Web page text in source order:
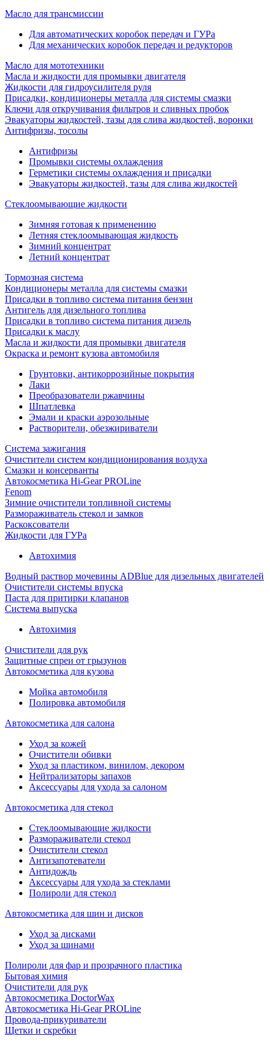
Масло для трансмиссии
Для автоматических коробок передач и ГУРа
Для механических коробок передач и редукторов
Масло для мототехники
Масла и жидкости для промывки двигателя
Жидкости для гидроусилителя руля
Присадки, кондиционеры металла для системы смазки
Ключи для откручивания фильтров и сливных пробок
Эвакуаторы жидкостей, тазы для слива жидкостей, воронки
Антифризы, тосолы
Антифризы
Промывки системы охлаждения
Герметики системы охлаждения и присадки
Эвакуаторы жидкостей, тазы для слива жидкостей
Стеклоомывающие жидкости
Зимняя готовая к применению
Летняя стеклоомывающая жидкость
Зимний концентрат
Летний концентрат
Тормозная система
Кондиционеры металла для системы смазки
Присадки в топливо система питания бензин
Антигель для дизельного топлива
Присадки в топливо система питания дизель
Присадки к маслу
Масла и жидкости для промывки двигателя
Окраска и ремонт кузова автомобиля
Грунтовки, антикоррозийные покрытия
Лаки
Преобразователи ржавчины
Шпатлевка
Эмали и краски аэрозольные
Растворители, обезжириватели
Система зажигания
Очистители систем кондиционирования воздуха
Смазки и консерванты
Автокосметика Hi-Gear PROLine
Fenom
Зимние очистители топливной системы
Размораживатель стекол и замков
Раскоксователи
Жидкости для ГУРа
Автохимия
Водный раствор мочевины ADBlue для дизельных двигателей
Очистители системы впуска
Паста для притирки клапанов
Система выпуска
Автохимия
Очистители для рук
Защитные спреи от грызунов
Автокосметика для кузова
Мойка автомобиля
Полировка автомобиля
Автокосметика для салона
Уход за кожей
Очистители обивки
Уход за пластиком, винилом, декором
Нейтрализаторы запахов
Аксессуары для ухода за салоном
Автокосметика для стекол
Стеклоомывающие жидкости
Размораживатели стекол
Очистители стекол
Антизапотеватели
Антидождь
Аксессуары для ухода за стеклами
Полироли для стекол
Автокосметика для шин и дисков
Уход за дисками
Уход за шинами
Полироли для фар и прозрачного пластика
Бытовая химия
Очистители для рук
Автокосметика DoctorWax
Автокосметика Hi-Gear PROLine
Провода-прикуриватели
Щетки и скребки